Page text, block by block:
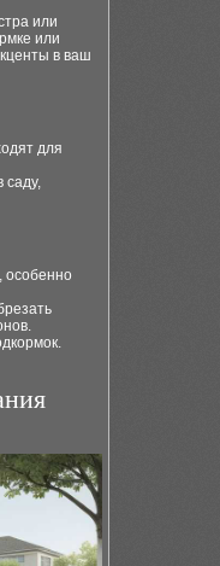
или
или
в ваш
для
саду,
особенно